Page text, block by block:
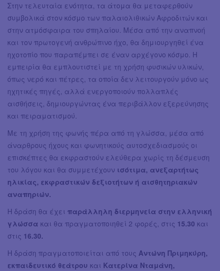
Στην τελευταία ενότητα, τα άτομα θα μεταφερθούν
συμβολικά στον κόσμο των παλαιολιθικών Αφροδιτών και
στην ατμόσφαιρα του σπηλαίου. Μέσα από την αναπνοή
και τον πρωτογενή ανθρώπινο ήχο, θα δημιουργηθεί ένα
ηχοτοπίο που παραπέμπει σε έναν αρχέγονο κόσμο. Η
εμπειρία θα εμπλουτιστεί με τη χρήση φυσικών υλικών,
όπως νερό και πέτρες, τα οποία δεν λειτουργούν μόνο ως
ηχητικές πηγές, αλλά ενεργοποιούν πολλαπλές
αισθήσεις, δημιουργώντας ένα περιβάλλον εξερεύνησης
και πειραματισμού.
Με τη χρήση της φωνής πέρα από τη γλώσσα, μέσα από
άναρθρους ήχους και φωνητικούς αυτοσχεδιασμούς οι
επισκέπτες θα εκφραστούν ελεύθερα χωρίς τη δέσμευση
του λόγου και θα συμμετέχουν ισότιμα, ανεξαρτήτως
ηλικίας, εκφραστικών δεξιοτήτων ή αισθητηριακών
αναπηριών.
Η δράση θα έχει παράλληλη διερμηνεία στην ελληνική
γλώσσα και θα πραγματοποιηθεί 2 φορές, στις 15.30 και
στις 16.30.
Η δράση πραγματοποιείται από τους Αντώνη Πριμηκύρη,
εκπαιδευτικό θεάτρου και Κατερίνα Νταμάνη,